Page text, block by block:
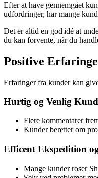
Efter at have gennemgået
udfordringer, har mange
Det er altid en god idé at
du kan forvente, når du
Positive
Erfaringer fra kunder kan
Hurtig og Venlig
Flere kommentarer
Kunder beretter om
Efficent Ekspedition
Mange kunder roser